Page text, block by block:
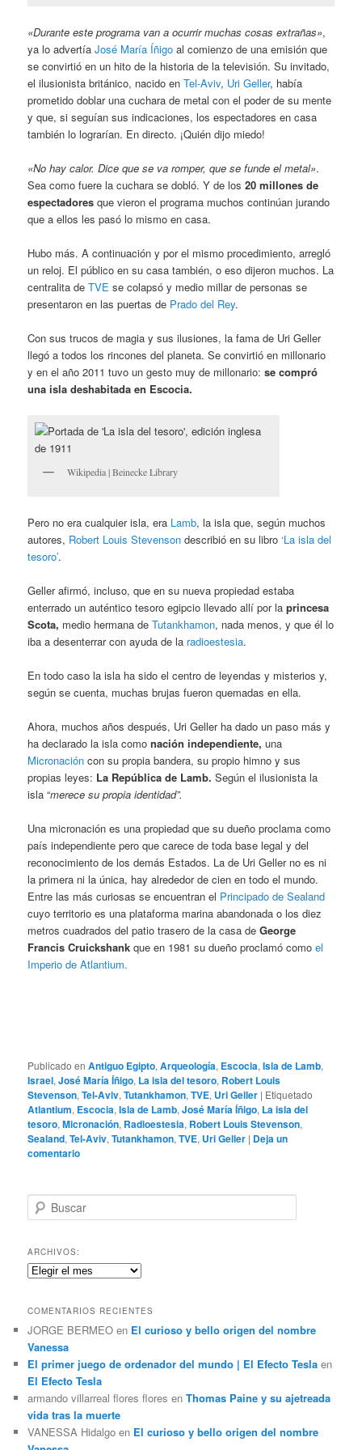
«Durante este programa van a ocurrir muchas cosas extrañas»,
ya lo advertíaJosé María Íñigo al comienzo de una emisión que
se convirtió en un hito de la historia de la televisión. Su invitado,
el ilusionista británico, nacido enTel-Aviv, Uri Geller, había
prometido doblar una cuchara de metal con el poder de su mente
y que, si seguían sus indicaciones, los espectadores en casa
también lo lograrían. En directo. ¡Quién dijo miedo!
«No hay calor. Dice que se va romper, que se funde el metal».
Sea como fuere la cuchara se dobló. Y de los20 millones de
espectadores que vieron el programa muchos continúan jurando
que a ellos les pasó lo mismo en casa.
Hubo más. A continuación y por el mismo procedimiento, arregló
un reloj. El público en su casa también, o eso dijeron muchos. La
centralita deTVE se colapsó y medio millar de personas se
presentaron en las puertas de Prado del Rey.
Con sus trucos de magia y sus ilusiones, la fama de Uri Geller
llegó a todos los rincones del planeta. Se convirtió en millonario
y en el año 2011 tuvo un gesto muy de millonario:se compró
una isla deshabitada en Escocia.
Wikipedia | Beinecke Library
Pero no era cualquier isla, era Lamb, la isla que, según muchos
autores, Robert Louis Stevenson describió en su libro‘La isla del
tesoro’.
Geller afirmó, incluso, que en su nueva propiedad estaba
enterrado un auténtico tesoro egipcio llevado allí por laprincesa
Scota, medio hermana deTutankhamon, nada menos, y que él lo
iba a desenterrar con ayuda de la radioestesia.
En todo caso la isla ha sido el centro de leyendas y misterios y,
según se cuenta, muchas brujas fueron quemadas en ella.
Ahora, muchos años después, Uri Geller ha dado un paso más y
ha declarado la isla comonación independiente, una
Micronación con su propia bandera, su propio himno y sus
propias leyes: La República de Lamb. Según el ilusionista la
isla “merece su propia identidad”.
Una micronación es una propiedad que su dueño proclama como
país independiente pero que carece de toda base legal y del
reconocimiento de los demás Estados. La de Uri Geller no es ni
la primera ni la única, hay alrededor de cien en todo el mundo.
Entre las más curiosas se encuentran el Principado de Sealand
cuyo territorio es una plataforma marina abandonada o los diez
metros cuadrados del patio trasero de la casa deGeorge
Francis Cruickshank que en 1981 su dueño proclamó comoel
Imperio de Atlantium.
Publicado en Antiguo Egipto,Arqueología, Escocia,Isla de Lamb,
Israel,José María Íñigo, La isla del tesoro, Robert Louis
Stevenson,Tel-Aviv,Tutankhamon,TVE, Uri Geller | Etiquetado
Atlantium, Escocia,Isla de Lamb,José María Íñigo, La isla del
tesoro,Micronación, Radioestesia, Robert Louis Stevenson,
Sealand,Tel-Aviv,Tutankhamon,TVE, Uri Geller | Deja un
comentario
u
c
a
r
ARCHIVOS:
Archivos:
COMENTARIOS RECIENTES
JORGE BERMEO en El curioso y bello origen del nombre
Vanessa
El primer juego de ordenador del mundo | El Efecto Tesla en
El Efecto Tesla
armando villarreal flores flores enThomas Paine y su ajetreada
vida tras la muerte
VANESSA Hidalgo en El curioso y bello origen del nombre